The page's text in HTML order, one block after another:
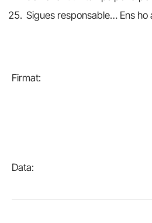
Sigues responsable… Ens ho
Firmat:
Data: